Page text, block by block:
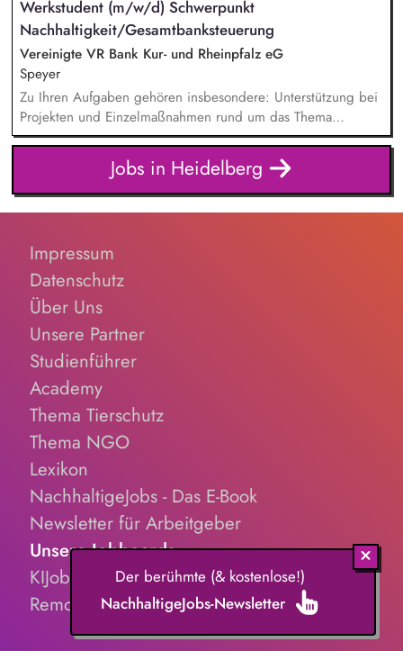
Sicherheits- und Qualitätsstandards.
Werkstudent (m/w/d) Schwerpunkt
Nachhaltigkeit/Gesamtbanksteuerung
Vereinigte VR Bank Kur- und Rheinpfalz eG
Speyer
Zu Ihren Aufgaben gehören insbesondere: Unterstützung bei
Projekten und Einzelmaßnahmen rund um das Thema
Nachhaltigkeit, Mitarbeit bei der Umsetzung regulatorischer
Nachhaltigkeitsanforderungen, Unterstützung bei der
Erstellung des Nachhaltigkeitsberichts sowie der Klimabilanz,
Recherche, Aufbereitung und Analyse aktueller
Nachhaltigkeitsthemen, Mitarbeit bei Aufgaben im ESG-
Ausarbeitungen und Analysen, Unterstützung bei der
Erstellung von Präsentationen, Auswertungen und
Entscheidungsunterlagen
Jobs in Heidelberg
Impressum
Datenschutz
Über Uns
Unsere Partner
Studienführer
Academy
Thema Tierschutz
Thema NGO
Lexikon
NachhaltigeJobs - Das E-Book
Newsletter für Arbeitgeber
Unsere Jobboards
KIJobs.de
RemoteJobs.de
Der berühmte (& kostenlose!)
NachhaltigeJobs-Newsletter